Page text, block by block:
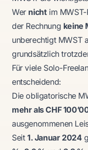
Wer nichtim MWST-
der Rechnung keine
unberechtigt MWST
grundsätzlich
Für viele Solo-
entscheidend:
Die obligatorische
mehr als CHF
ausgenommenen
Seit 1. Januar 2024